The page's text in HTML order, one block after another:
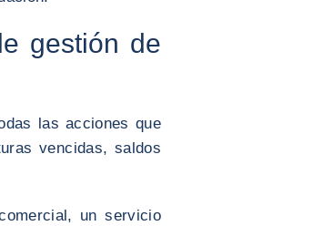
gestión de
las acciones que
vencidas, saldos
un servicio